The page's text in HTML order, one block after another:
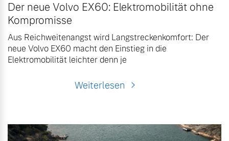
Der neue Volvo EX60: Elektromobilität ohne
Kompromisse
Aus Reichweitenangst wird Langstreckenkomfort: Der
neue Volvo EX60 macht den Einstieg in die
Elektromobilität leichter denn je
Weiterlesen